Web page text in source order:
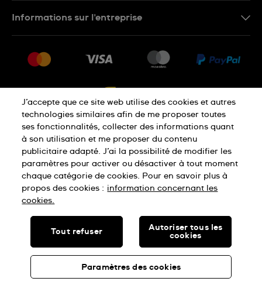
Retour
Conditions De Vente
Droit de rétractation
Informations sur l'entreprise
Jobs
Déclaration De Confidentialité
Cookies Conditions D'Utilisation
SWISS MADE
© SWATCH LTD, 2026 TOUS DROITS RÉSERVÉS : MONTRES
J’accepte que ce site web utilise des cookies et autres
technologies similaires afin de me proposer toutes
ses fonctionnalités, collecter des informations quant
à son utilisation et me proposer du contenu
publicitaire adapté. J’ai la possibilité de modifier les
paramètres pour activer ou désactiver à tout moment
chaque catégorie de cookies. Pour en savoir plus à
propos des cookies : information concernant les
cookies.
Paramètres des cookies
Tout refuser
Autoriser tous les
cookies